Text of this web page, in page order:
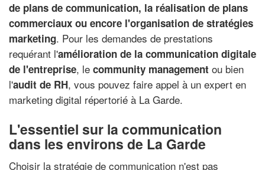
de plans de communication, la réalisation de plans
commerciaux ou encore l'organisation de stratégies
marketing. Pour les demandes de prestations
requérant l'amélioration de la communication digitale
de l'entreprise, le community management ou bien
l'audit de RH, vous pouvez faire appel à un expert en
marketing digital répertorié à La Garde.
L'essentiel sur la communication
dans les environs de La Garde
Choisir la stratégie de communication n'est pas